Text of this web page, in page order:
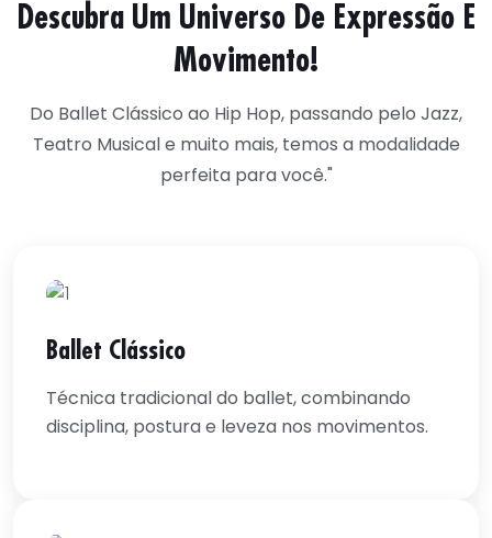
Descubra Um Universo De Expressão E
Movimento!
Do Ballet Clássico ao Hip Hop, passando pelo Jazz,
Teatro Musical e muito mais, temos a modalidade
perfeita para você."
Ballet Clássico
Técnica tradicional do ballet, combinando
disciplina, postura e leveza nos movimentos.